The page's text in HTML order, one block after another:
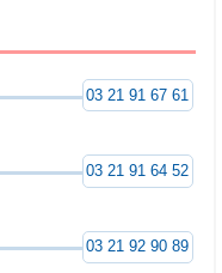
03 21 91 67 61
03 21 91 64 52
03 21 92 90 89